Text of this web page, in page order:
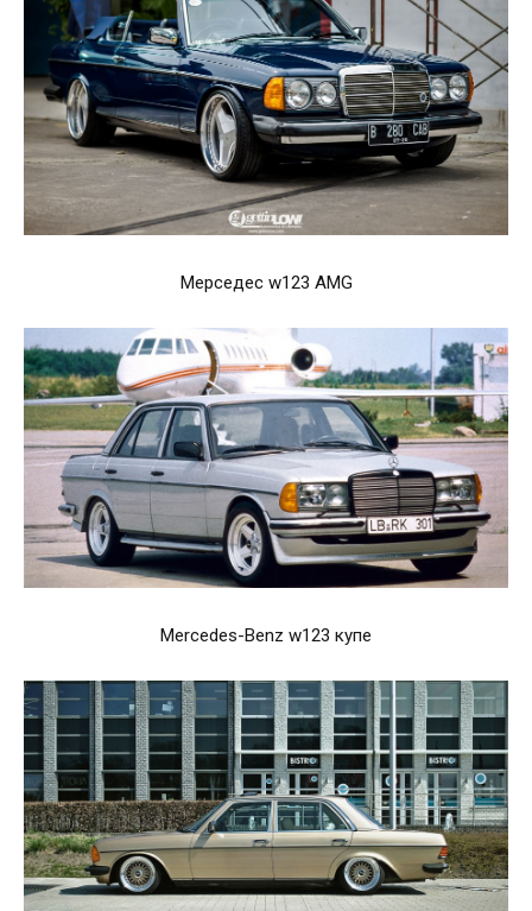
Мерседес w123 AMG
Mercedes-Benz w123 купе